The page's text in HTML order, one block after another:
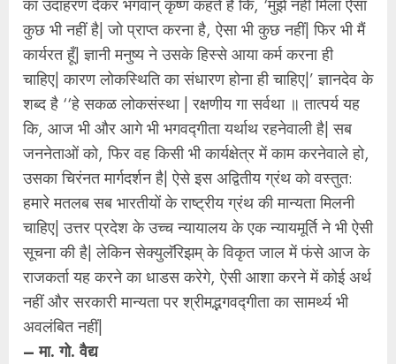
का उदाहरण देकर भगवान् कृष्ण कहते है कि, ‘मुझे नहीं मिला ऐसा
कुछ भी नहीं है| जो प्राप्त करना है, ऐसा भी कुछ नहीं| फिर भी मैं
कार्यरत हूँ| ज्ञानी मनुष्य ने उसके हिस्से आया कर्म करना ही
चाहिए| कारण लोकस्थिति का संधारण होना ही चाहिए|’ ज्ञानदेव के
शब्द है ‘‘हे सकळ लोकसंस्था | रक्षणीय गा सर्वथा ॥ तात्पर्य यह
कि, आज भी और आगे भी भगवद्गीता यर्थाथ रहनेवाली है| सब
जननेताओं को, फिर वह किसी भी कार्यक्षेत्र में काम करनेवाले हो,
उसका चिरंनत मार्गदर्शन है| ऐसे इस अद्वितीय ग्रंथ को वस्तुत:
हमारे मतलब सब भारतीयों के राष्ट्रीय ग्रंथ की मान्यता मिलनी
चाहिए| उत्तर प्रदेश के उच्च न्यायालय के एक न्यायमूर्ति ने भी ऐसी
सूचना की है| लेकिन सेक्युलॅरिझम् के विकृत जाल में फंसे आज के
राजकर्ता यह करने का धाडस करेगे, ऐसी आशा करने में कोई अर्थ
नहीं और सरकारी मान्यता पर श्रीमद्भगवद्गीता का सामर्थ्य भी
अवलंबित नहीं|
– मा. गो. वैद्य